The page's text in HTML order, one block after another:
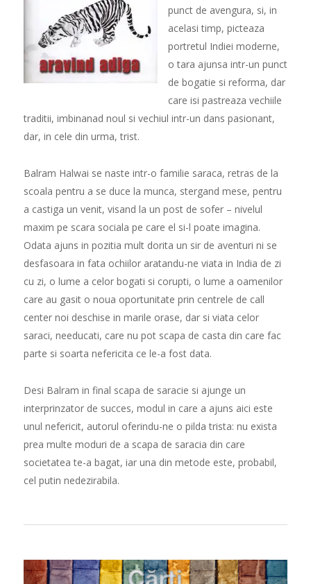
punct de avengura, si, in
acelasi timp, picteaza
portretul Indiei moderne,
o tara ajunsa intr-un punct
de bogatie si reforma, dar
care isi pastreaza vechiile
traditii, imbinanad noul si vechiul intr-un dans pasionant,
dar, in cele din urma, trist.
Balram Halwai se naste intr-o familie saraca, retras de la
scoala pentru a se duce la munca, stergand mese, pentru
a castiga un venit, visand la un post de sofer – nivelul
maxim pe scara sociala pe care el si-l poate imagina.
Odata ajuns in pozitia mult dorita un sir de aventuri ni se
desfasoara in fata ochiilor aratandu-ne viata in India de zi
cu zi, o lume a celor bogati si corupti, o lume a oamenilor
care au gasit o noua oportunitate prin centrele de call
center noi deschise in marile orase, dar si viata celor
saraci, needucati, care nu pot scapa de casta din care fac
parte si soarta nefericita ce le-a fost data.
Desi Balram in final scapa de saracie si ajunge un
interprinzator de succes, modul in care a ajuns aici este
unul nefericit, autorul oferindu-ne o pilda trista: nu exista
prea multe moduri de a scapa de saracia din care
societatea te-a bagat, iar una din metode este, probabil,
cel putin nedezirabila.